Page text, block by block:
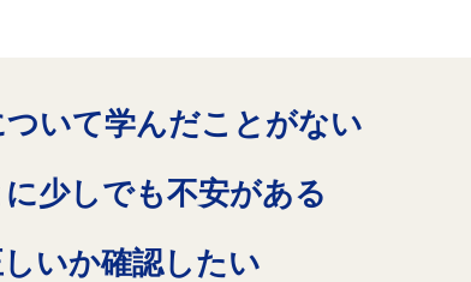
いて学んだことがない
少しでも不安がある
いか確認したい